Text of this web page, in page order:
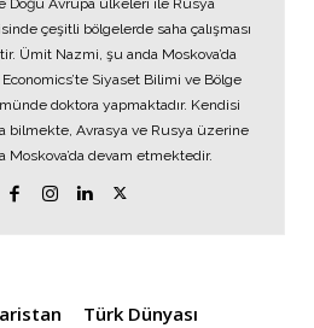
Doğu Avrupa ülkeleri ile Rusya
çeşitli bölgelerde saha çalışması
Ümit Nazmi, şu anda Moskova’da
Siyaset Bilimi ve Bölge
doktora yapmaktadır. Kendisi
bilmekte, Avrasya ve Rusya üzerine
Moskova’da devam etmektedir.
Türk Dünyası